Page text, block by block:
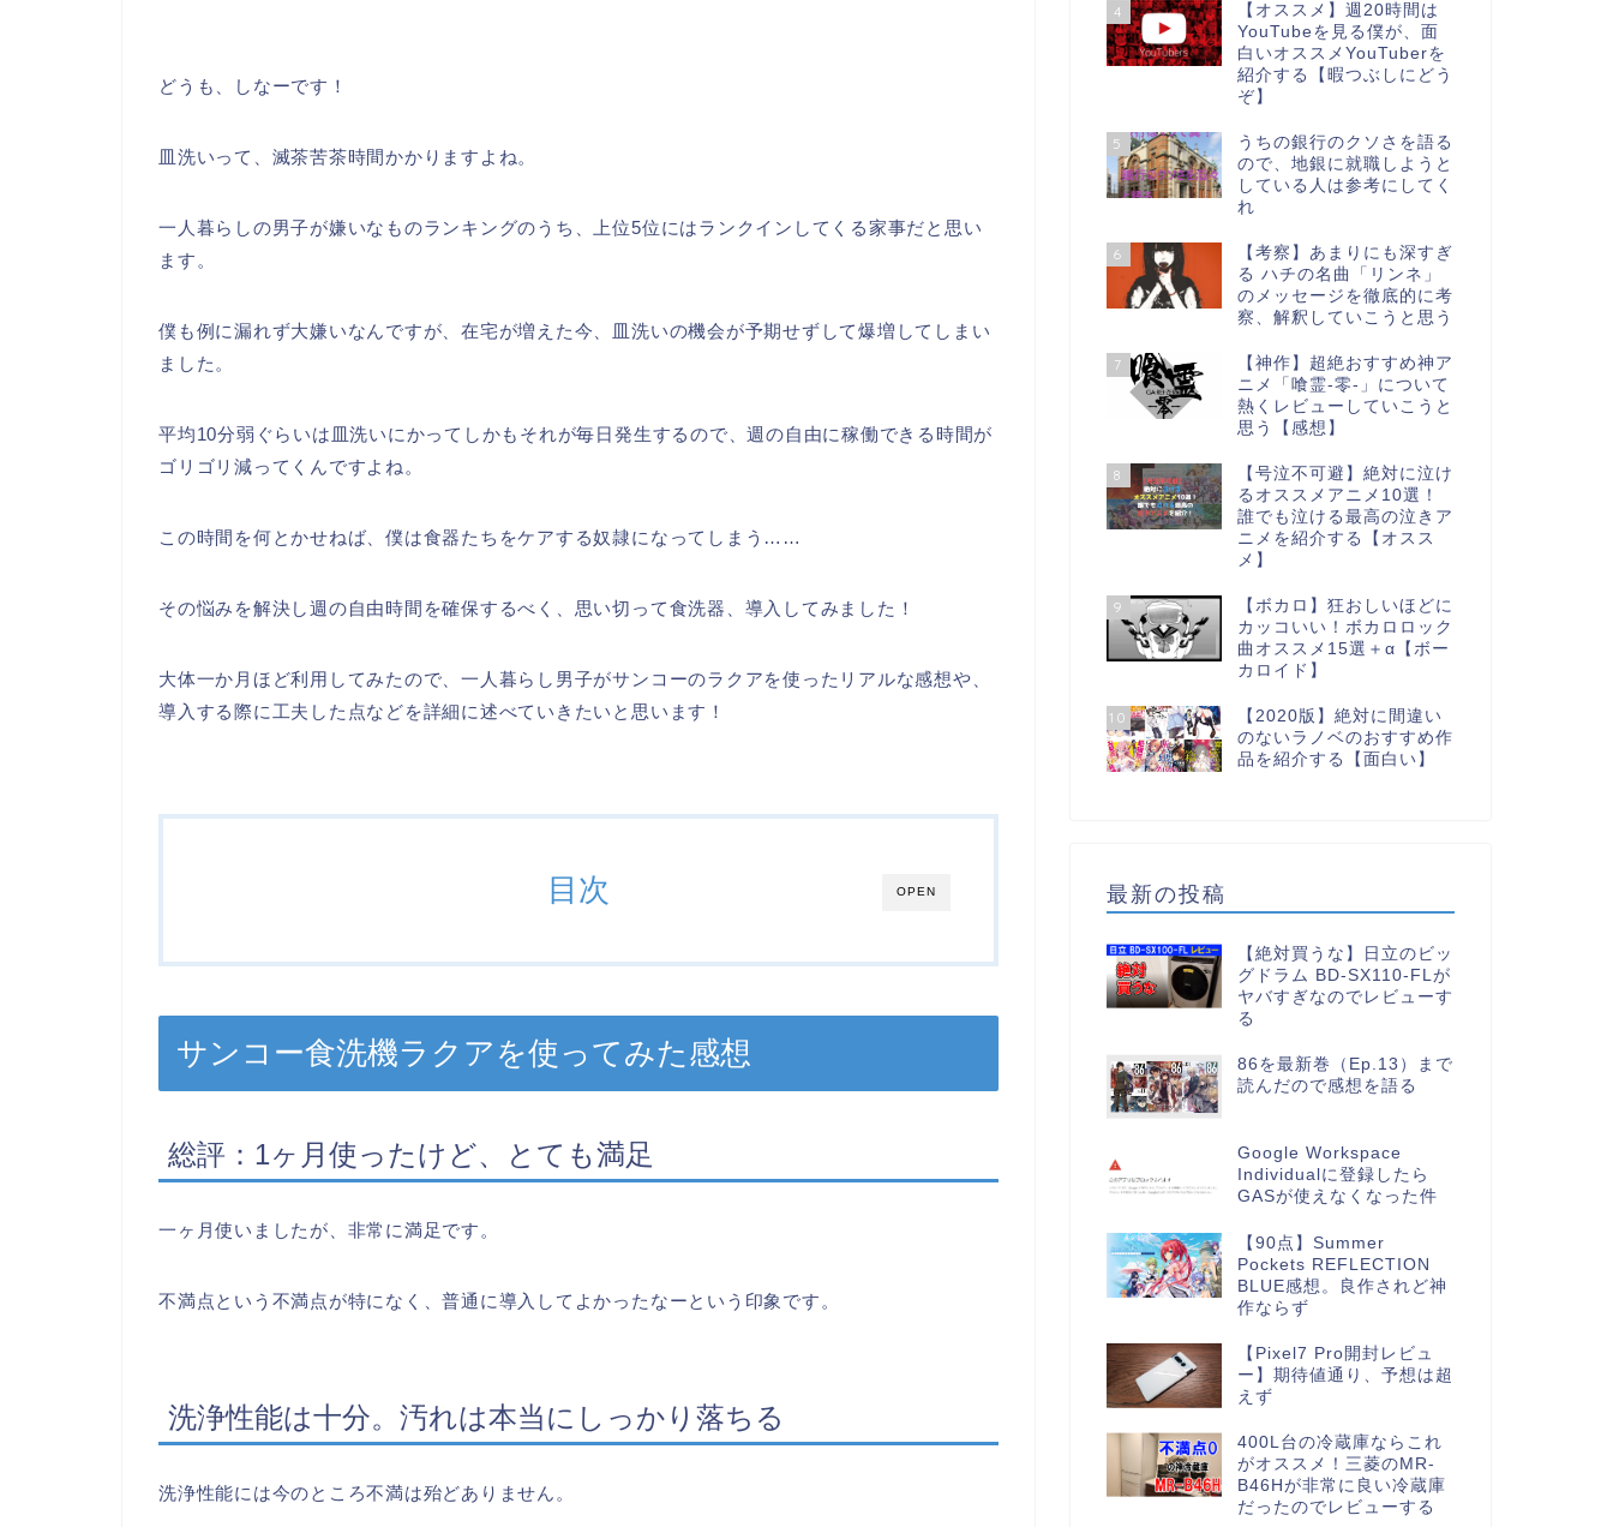
どうも、しなーです！
皿洗いって、滅茶苦茶時間かかりますよね。
一人暮らしの男子が嫌いなものランキングのうち、上位5位にはランクインしてくる家事だと思い
ます。
僕も例に漏れず大嫌いなんですが、在宅が増えた今、皿洗いの機会が予期せずして爆増してしまい
ました。
平均10分弱ぐらいは皿洗いにかってしかもそれが毎日発生するので、週の自由に稼働できる時間が
ゴリゴリ減ってくんですよね。
この時間を何とかせねば、僕は食器たちをケアする奴隷になってしまう……
その悩みを解決し週の自由時間を確保するべく、思い切って食洗器、導入してみました！
大体一か月ほど利用してみたので、一人暮らし男子がサンコーのラクアを使ったリアルな感想や、
導入する際に工夫した点などを詳細に述べていきたいと思います！
OPEN
目次
サンコー食洗機ラクアを使ってみた感想
総評：1ヶ月使ったけど、とても満足
一ヶ月使いましたが、非常に満足です。
不満点という不満点が特になく、普通に導入してよかったなーという印象です。
洗浄性能は十分。汚れは本当にしっかり落ちる
洗浄性能には今のところ不満は殆どありません。
4
【オススメ】週20時間は
YouTubeを見る僕が、面
白いオススメYouTuberを
紹介する【暇つぶしにどう
ぞ】
5
うちの銀行のクソさを語る
ので、地銀に就職しようと
している人は参考にしてく
れ
6
【考察】あまりにも深すぎ
る ハチの名曲「リンネ」
のメッセージを徹底的に考
察、解釈していこうと思う
7
【神作】超絶おすすめ神ア
ニメ「喰霊-零-」について
熱くレビューしていこうと
思う【感想】
8
【号泣不可避】絶対に泣け
るオススメアニメ10選！
誰でも泣ける最高の泣きア
ニメを紹介する【オスス
メ】
9
【ボカロ】狂おしいほどに
カッコいい！ボカロロック
曲オススメ15選＋α【ボー
カロイド】
10
【2020版】絶対に間違い
のないラノベのおすすめ作
品を紹介する【面白い】
最新の投稿
【絶対買うな】日立のビッ
グドラム BD-SX110-FLが
ヤバすぎなのでレビューす
る
86を最新巻（Ep.13）まで
読んだので感想を語る
Google Workspace
Individualに登録したら
GASが使えなくなった件
【90点】Summer
Pockets REFLECTION
BLUE感想。良作されど神
作ならず
【Pixel7 Pro開封レビュ
ー】期待値通り、予想は超
えず
400L台の冷蔵庫ならこれ
がオススメ！三菱のMR-
B46Hが非常に良い冷蔵庫
だったのでレビューする